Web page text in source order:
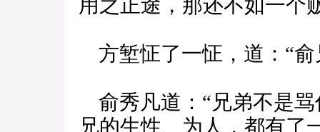
用之正途，那还不如一个
方堑怔了一怔，道：“
俞秀凡道：“兄弟不是
兄的生性、为人，都有了